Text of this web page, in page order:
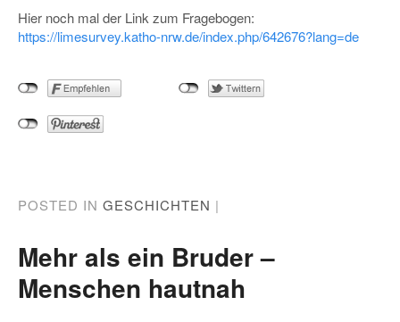
Hier noch mal der Link zum Fragebogen:
https://limesurvey.katho-nrw.de/index.php/642676?lang=de
POSTED IN GESCHICHTEN |
Mehr als ein Bruder –
Menschen hautnah